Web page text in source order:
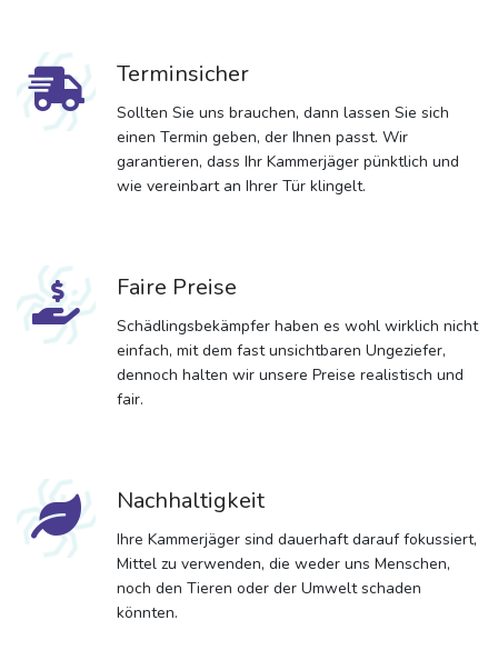
Terminsicher
Sollten Sie uns brauchen, dann lassen Sie sich
einen Termin geben, der Ihnen passt. Wir
garantieren, dass Ihr Kammerjäger pünktlich und
wie vereinbart an Ihrer Tür klingelt.
Faire Preise
Schädlingsbekämpfer haben es wohl wirklich nicht
einfach, mit dem fast unsichtbaren Ungeziefer,
dennoch halten wir unsere Preise realistisch und
fair.
Nachhaltigkeit
Ihre Kammerjäger sind dauerhaft darauf fokussiert,
Mittel zu verwenden, die weder uns Menschen,
noch den Tieren oder der Umwelt schaden
könnten.